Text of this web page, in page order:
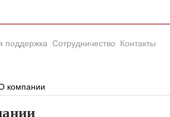
поддержка Сотрудничество Контакты
компании